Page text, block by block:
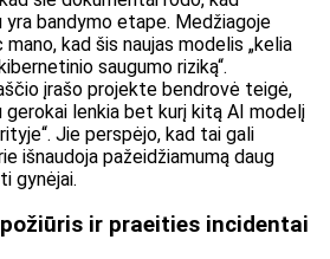
yra bandymo etape. Medžiagoje
kad šis naujas modelis „kelia
saugumo riziką“.
įrašo projekte bendrovė teigė,
gerokai lenkia bet kurį kitą AI modelį
Jie perspėjo, kad tai gali
išnaudoja pažeidžiamumą daug
gynėjai.
ir praeities incidentai